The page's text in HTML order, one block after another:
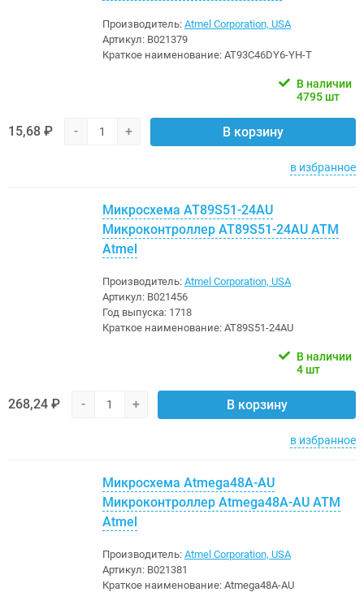
Производитель: Atmel Corporation, USA
Артикул: B021379
Краткое наименование: AT93C46DY6-YH-T
В наличии
4795 шт
15,68 ₽ - + В корзину
в избранное
Микросхема AT89S51-24AU
Микроконтроллер AT89S51-24AU ATM
Atmel
Производитель: Atmel Corporation, USA
Артикул: B021456
Год выпуска: 1718
Краткое наименование: AT89S51-24AU
В наличии
4 шт
268,24 ₽ - + В корзину
в избранное
Микросхема Atmega48A-AU
Микроконтроллер Atmega48A-AU ATM
Atmel
Производитель: Atmel Corporation, USA
Артикул: B021381
Краткое наименование: Atmega48A-AU